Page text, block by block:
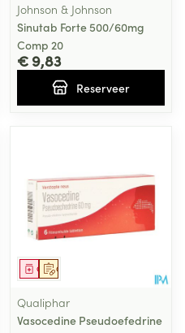
Johnson & Johnson
Sinutab Forte 500/60mg
Comp 20
€ 9,83
Reserveer
Op voorschrift
Geneesmiddel
Qualiphar
Vasocedine Pseudoefedrine